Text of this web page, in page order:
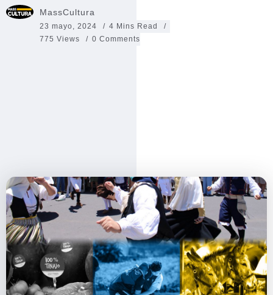
MassCultura
23 mayo, 2024
4 Mins Read
775 Views
0 Comments